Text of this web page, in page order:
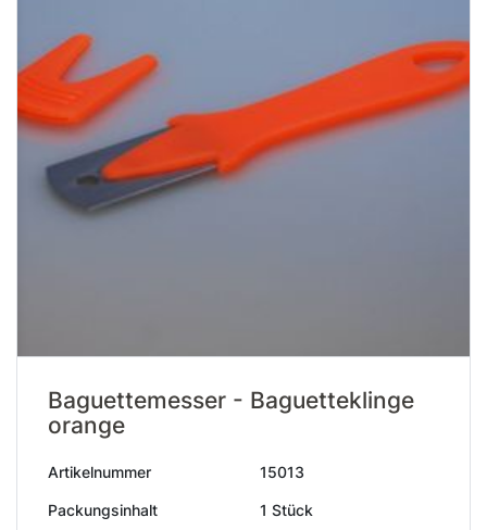
Baguettemesser - Baguetteklinge
orange
Artikelnummer 15013
Packungsinhalt 1 Stück